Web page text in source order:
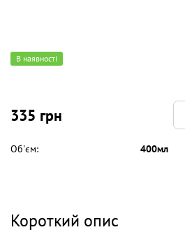
В наявності
335 грн
Об'єм: 400мл
Короткий опис